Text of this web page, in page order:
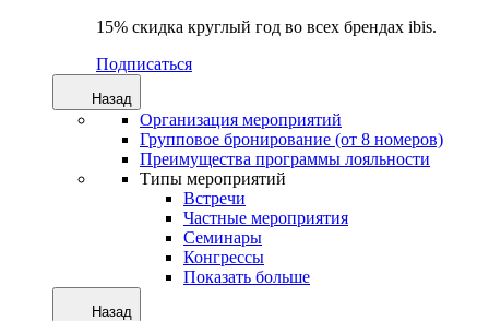
15% скидка круглый год во всех брендах ibis.
Подписаться
Назад
Организация мероприятий
Групповое бронирование (от 8 номеров)
Преимущества программы лояльности
Типы мероприятий
Встречи
Частные мероприятия
Семинары
Конгрессы
Показать больше
Назад